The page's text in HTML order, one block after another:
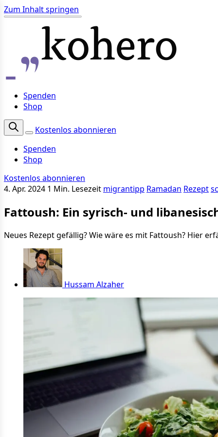
Zum Inhalt springen
Spenden
Shop
Kostenlos abonnieren
Spenden
Shop
Kostenlos abonnieren
4. Apr. 2024 1 Min. Lesezeit migrantipp Ramadan Rezept
Fattoush: Ein syrisch- und
Neues Rezept gefällig? Wie wäre es mit Fattoush? Hier
Hussam Alzaher